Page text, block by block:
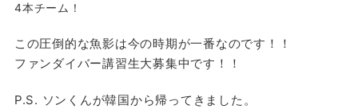
4本チーム！
この圧倒的な魚影は今の時期が一番なのです！！
ファンダイバー講習生大募集中です！！
P.S. ソンくんが韓国から帰ってきました。